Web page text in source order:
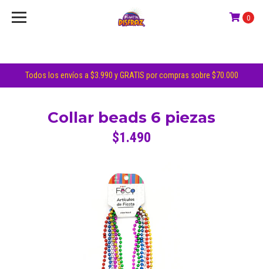
Todos los envíos a $3.990 y GRATIS por compras sobre $70.000
0
Collar beads 6 piezas
$1.490